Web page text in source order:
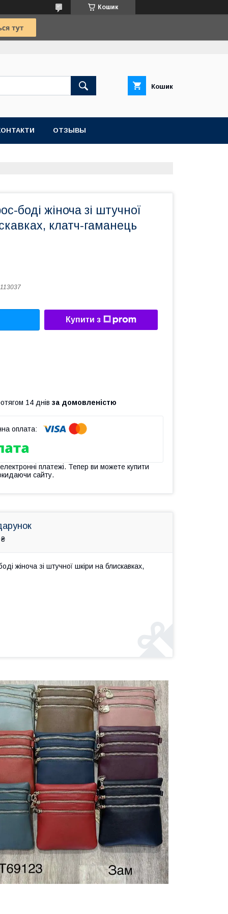
Кошик
Кошик
ОТЗЫВЫ
боді жіноча зі штучної
клатч-гаманець
Купити з
14 днів за домовленістю
платежі. Тепер ви можете купити
сайту.
жіноча зі штучної шкіри на блискавках,